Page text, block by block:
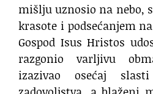
mišlju uznosio na nebo,
krasote i podsećanjem
Gospod Isus Hristos
razgonio varljivu
izazivao osećaj